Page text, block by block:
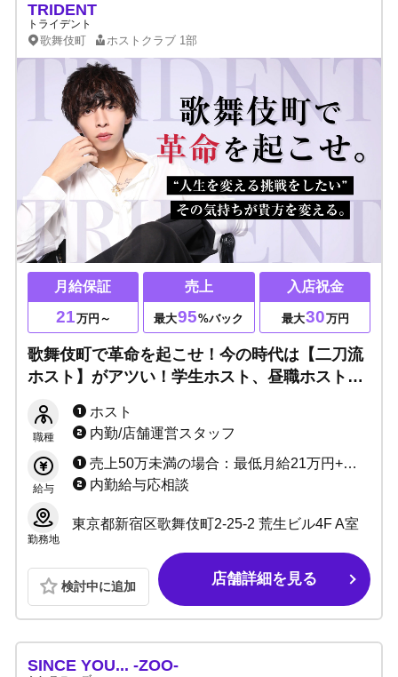
TRIDENT
トライデント
歌舞伎町 ホストクラブ 1部
月給保証
21万円～
売上
最大95%バック
入店祝金
最大30万円
歌舞伎町で革命を起こせ！今の時代は【二刀流
ホスト】がアツい！学生ホスト、昼職ホストな
上げます！様々な働き方ができる『TRIDENT』
へぜひ！！
職種
ホスト
内勤/店舗運営スタッフ
給与
売上50万未満の場合：最低月給21万円+売上バック+指名ポイントバック+各種キャンペーン 売上50万以上の場合：売上最低50%～94.7%バック+指名ポイントバック+各種キャンペーン+ボーナス
内勤給与応相談
勤務地
東京都新宿区歌舞伎町2-25-2 荒生ビル4F A室
検討中に追加 店舗詳細を見る
SINCE YOU... -ZOO-